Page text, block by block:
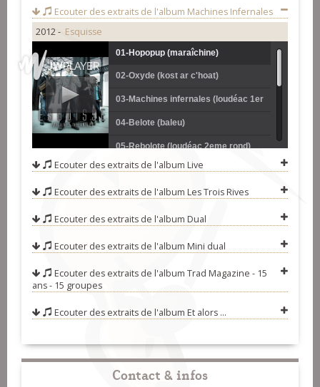
Ecouter des extraits de l'album Machines Infernales
2012 - Esquisse
01-Hopopup (maraîchine)
02-Oxyde (kost ar c'hoat)
03-Machines infernales (loudéac 1er
rond)
04-Belote (baleu)
05-Rebolote (loudéac 2eme rond)
06-Palms (hanter dro)
07-Vanilla (scottish)
08-Tchou-tchou (rond paludier)
09-Linda (polka)
Ecouter des extraits de l'album Live
Ecouter des extraits de l'album Les Trois Rives
Ecouter des extraits de l'album Dual
Ecouter des extraits de l'album Mini dual
Ecouter des extraits de l'album Trad Magazine - 15
ans - 15 groupes
Ecouter des extraits de l'album Et alors ...
Contact & infos